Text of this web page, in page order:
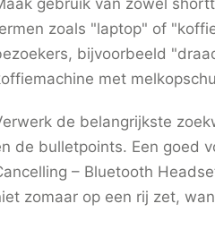
zoals "laptop" of
bijvoorbeeld
met
de belangrijkste
de bulletpoints. Een goed
– Bluetooth
zomaar op een rij zet,